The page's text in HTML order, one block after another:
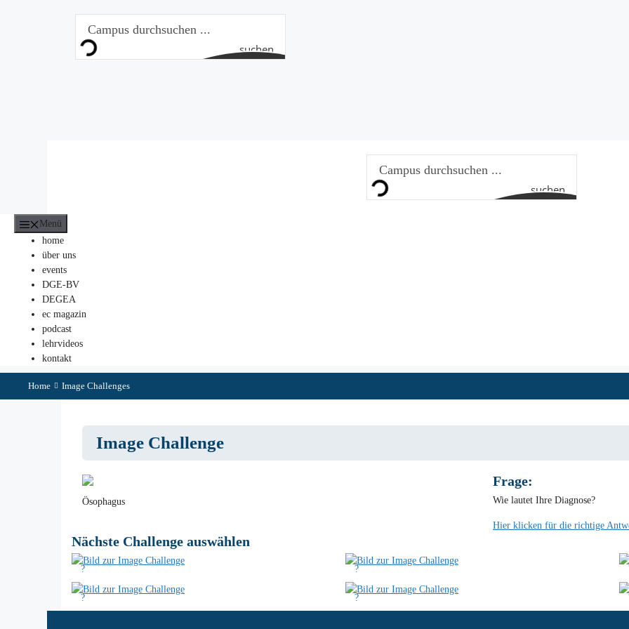
suchen
suchen
Menü
home
über uns
events
DGE-BV
DEGEA
ec magazin
podcast
lehrvideos
kontakt
Home Image Challenges
Image Challenge
Ösophagus
Frage:
Wie lautet Ihre Diagnose?
Hier klicken für die richtige
Nächste Challenge auswählen
? ?
? ?